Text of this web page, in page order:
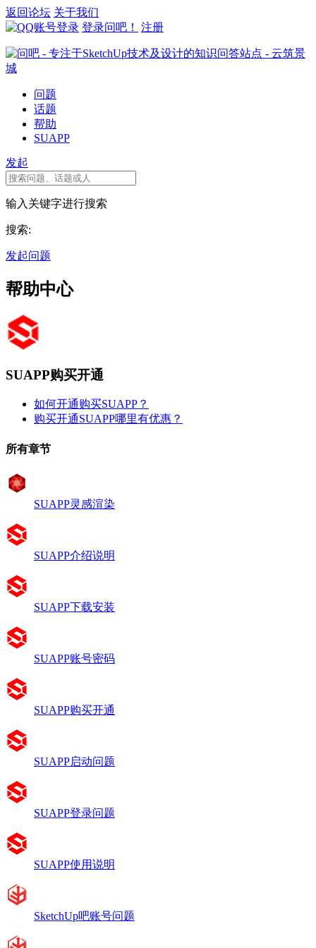
返回论坛 关于我们
登录问吧！
注册
问题
话题
帮助
SUAPP
发起
输入关键字进行搜索
搜索:
发起问题
帮助中心
SUAPP购买开通
如何开通购买SUAPP？
购买开通SUAPP哪里有优惠？
所有章节
SUAPP灵感渲染
SUAPP介绍说明
SUAPP下载安装
SUAPP账号密码
SUAPP购买开通
SUAPP启动问题
SUAPP登录问题
SUAPP使用说明
SketchUp吧账号问题